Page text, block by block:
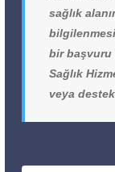
sağlık
bir başvuru
Sağlık
veya